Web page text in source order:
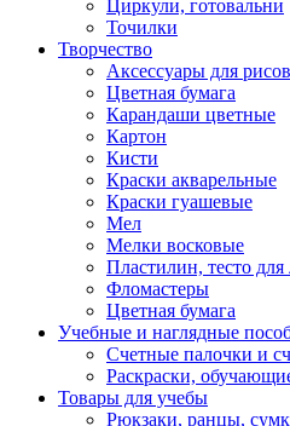
Циркули, готовальни
Точилки
Творчество
Аксессуары для
Цветная бумага
Карандаши цветные
Картон
Кисти
Краски акварельные
Краски гуашевые
Мел
Мелки восковые
Пластилин, тесто
Фломастеры
Цветная бумага
Учебные и наглядные
Счетные палочки и
Раскраски,
Товары для учебы
Рюкзаки, ранцы,